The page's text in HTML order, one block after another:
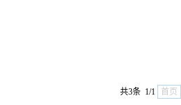
共3条 1/1 首页